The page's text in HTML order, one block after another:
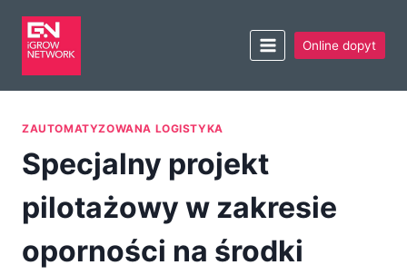
Online dopyt
ZAUTOMATYZOWANA LOGISTYKA
Specjalny projekt
pilotażowy w zakresie
oporności na środki